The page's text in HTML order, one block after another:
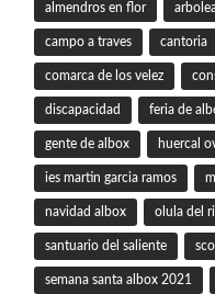
almendros en flor
campo a traves cantoria
comarca de los velez
discapacidad feria de
gente de albox huercal
ies martin garcia ramos
navidad albox olula del
santuario del saliente
semana santa albox 2021